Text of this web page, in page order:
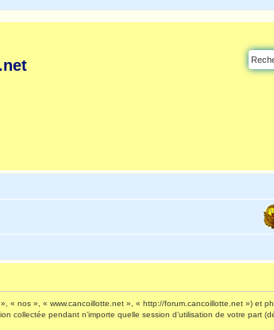
nos », « www.cancoillotte.net », « http://forum.cancoillotte.net ») et
collectée pendant n’importe quelle session d’utilisation de votre part